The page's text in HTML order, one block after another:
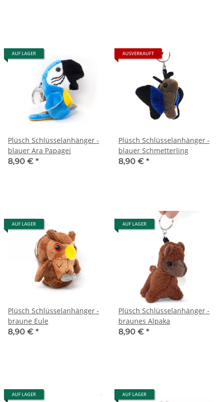
AUF LAGER
Plüsch Schlüsselanhänger -
blauer Ara Papagei
8,90 € *
AUSVERKAUFT
Plüsch Schlüsselanhänger -
blauer Schmetterling
8,90 € *
AUF LAGER
Plüsch Schlüsselanhänger -
braune Eule
8,90 € *
AUF LAGER
Plüsch Schlüsselanhänger -
braunes Alpaka
8,90 € *
AUF LAGER AUF LAGER